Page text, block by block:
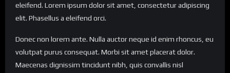
eleifend. Lorem ipsum dolor sit amet, consectetur adipiscing
elit. Phasellus a eleifend orci.
Donec non lorem ante. Nulla auctor neque id enim rhoncus, eu
volutpat purus consequat. Morbi sit amet placerat dolor.
Maecenas dignissim tincidunt nibh, quis convallis nisl